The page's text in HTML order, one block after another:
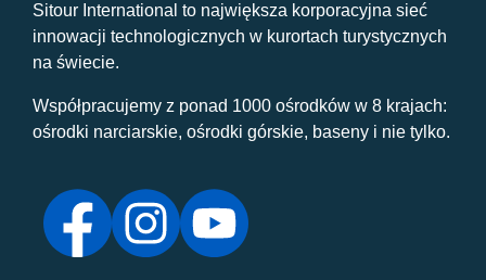
Sitour International to największa korporacyjna sieć
innowacji technologicznych w kurortach turystycznych
na świecie.
Współpracujemy z ponad 1000 ośrodków w 8 krajach:
ośrodki narciarskie, ośrodki górskie, baseny i nie tylko.